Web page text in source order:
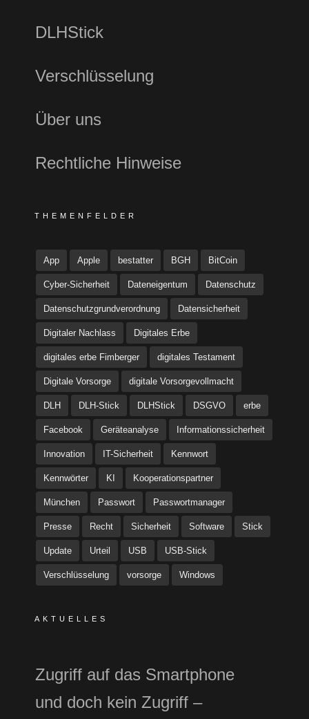
DLHStick
Verschlüsselung
Über uns
Rechtliche Hinweise
THEMENFELDER
App Apple bestatter BGH BitCoin
Cyber-Sicherheit Dateneigentum Datenschutz
Datenschutzgrundverordnung Datensicherheit
Digitaler Nachlass Digitales Erbe
digitales erbe Fimberger digitales Testament
Digitale Vorsorge digitale Vorsorgevollmacht
DLH DLH-Stick DLHStick DSGVO erbe
Facebook Geräteanalyse Informationssicherheit
Innovation IT-Sicherheit Kennwort
Kennwörter KI Kooperationspartner
München Passwort Passwortmanager
Presse Recht Sicherheit Software Stick
Update Urteil USB USB-Stick
Verschlüsselung vorsorge Windows
AKTUELLES
Zugriff auf das Smartphone
und doch kein Zugriff –